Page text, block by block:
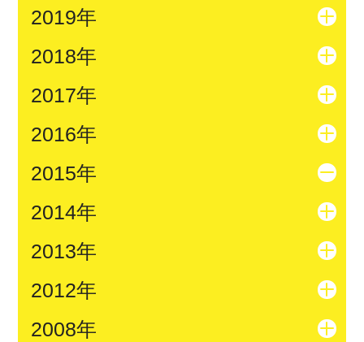
2019年
2018年
2017年
2016年
2015年
2014年
2013年
2012年
2008年